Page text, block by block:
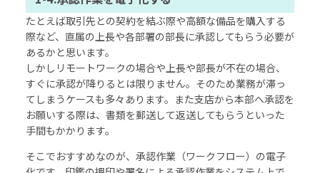
たとえば取引先との契約を結ぶ際や高額な備品を購入する
際など、直属の上長や各部署の部長に承認してもらう必要が
あるかと思います。
しかしリモートワークの場合や上長や部長が不在の場合、
すぐに承認が降りるとは限りません。そのため業務が滞っ
てしまうケースも多々あります。また支店から本部へ承認を
お願いする際は、書類を郵送して返送してもらうといった
手間もかかります。
そこでおすすめなのが、承認作業（ワークフロー）の電子